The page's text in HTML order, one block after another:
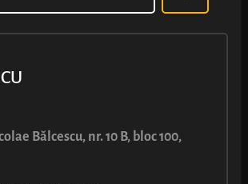
Bălcescu, nr. 10 B, bloc 100,